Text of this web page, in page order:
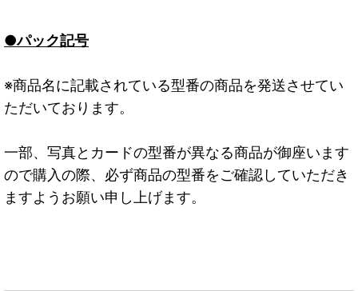
●パック記号
※商品名に記載されている型番の商品を発送させてい
ただいております。
一部、写真とカードの型番が異なる商品が御座います
ので購入の際、必ず商品の型番をご確認していただき
ますようお願い申し上げます。